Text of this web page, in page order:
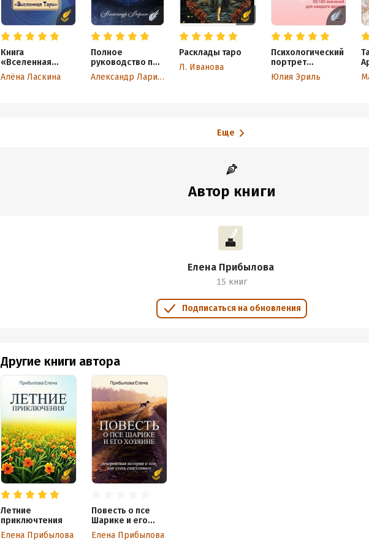
Книга
«Вселенная
Таро»
Алёна Ласкина
Полное
руководство по
картам Таро
Александр Ларионов
Расклады таро
Л. Иванова
Психологический
портрет
человека на Таро
Юлия Эриль
Еще
Автор книги
Елена Прибылова
15 книг
Подписаться на обновления
Другие книги автора
Летние
приключтения
Елена Прибылова
Повесть о псе
Шарике и его
Хозяине
Елена Прибылова